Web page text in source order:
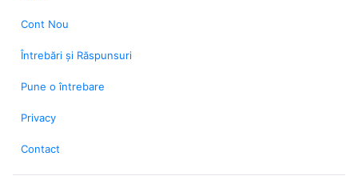
Cont Nou
Întrebări și Răspunsuri
Pune o întrebare
Privacy
Contact